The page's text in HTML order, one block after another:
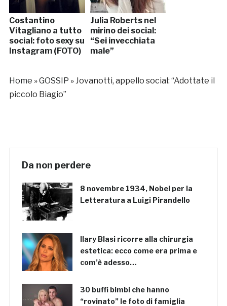
Costantino
Vitagliano a tutto
social: foto sexy su
Instagram (FOTO)
Julia Roberts nel
mirino dei social:
“Sei invecchiata
male”
Home »GOSSIP » Jovanotti, appello social: “Adottate il
piccolo Biagio”
Da non perdere
8 novembre 1934, Nobel per la
Letteratura a Luigi Pirandello
Ilary Blasi ricorre alla chirurgia
estetica: ecco come era prima e
com’è adesso…
30 buffi bimbi che hanno
“rovinato” le foto di famiglia